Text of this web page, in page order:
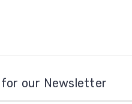
for our Newsletter